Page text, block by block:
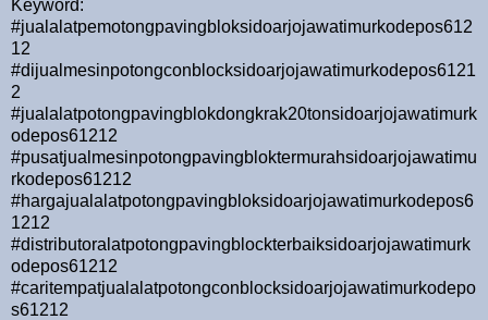
Keyword:
#jualalatpemotongpavingbloksidoarjojawatimurkodepos612
12
#dijualmesinpotongconblocksidoarjojawatimurkodepos6121
2
#jualalatpotongpavingblokdongkrak20tonsidoarjojawatimurk
odepos61212
#pusatjualmesinpotongpavingbloktermurahsidoarjojawatimu
rkodepos61212
#hargajualalatpotongpavingbloksidoarjojawatimurkodepos6
1212
#distributoralatpotongpavingblockterbaiksidoarjojawatimurk
odepos61212
#caritempatjualalatpotongconblocksidoarjojawatimurkodepo
s61212